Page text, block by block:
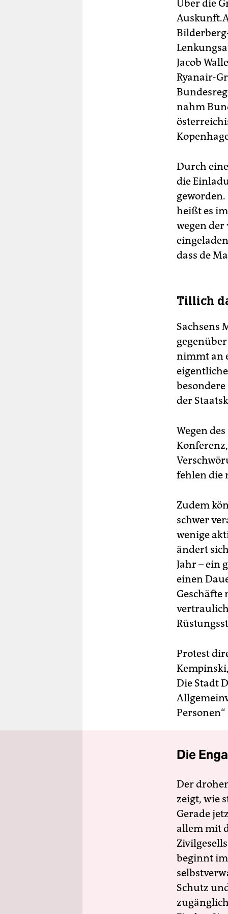
Über die
Jacob
Ryanair-
nahm
Durch
die
heißt es
wegen
dass de
Tillich
Sachsens
nimmt an
der
Wegen
fehlen die
Zudem
schwer
wenige
ändert
Jahr – ein
einen
Geschäfte
Protest
Die Stadt
Die
Der
zeigt, wie
Gerade
allem mit
beginnt
Schutz